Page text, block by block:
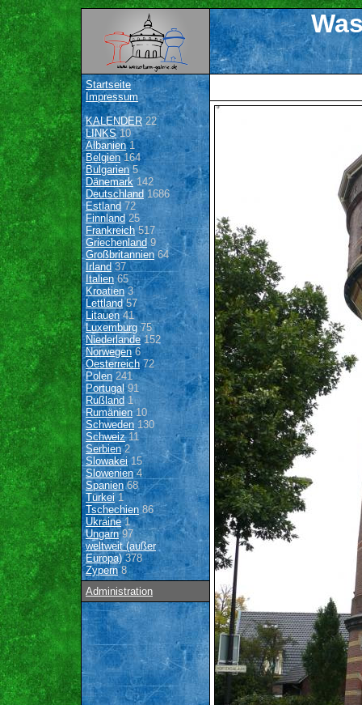
Startseite
Impressum
KALENDER22
LINKS10
Albanien1
Belgien164
Bulgarien 5
Dänemark142
Deutschland 1686
Estland 72
Finnland 25
Frankreich517
Griechenland9
Großbritannien64
Irland 37
Italien65
Kroatien3
Lettland57
Litauen41
Luxemburg 75
Niederlande152
Norwegen6
Oesterreich72
Polen 241
Portugal91
Rußland 1
Rumänien10
Schweden 130
Schweiz11
Serbien2
Slowakei15
Slowenien4
Spanien68
Türkei1
Tschechien 86
Ukraine1
Ungarn97
weltweit (außer
Europa)378
Zypern8
Administration